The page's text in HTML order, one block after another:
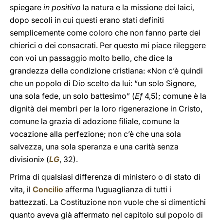
spiegare in positivo la natura e la missione dei laici,
dopo secoli in cui questi erano stati definiti
semplicemente come coloro che non fanno parte dei
chierici o dei consacrati. Per questo mi piace rileggere
con voi un passaggio molto bello, che dice la
grandezza della condizione cristiana: «Non c’è quindi
che un popolo di Dio scelto da lui: “un solo Signore,
una sola fede, un solo battesimo” (Ef4,5); comune è la
dignità dei membri per la loro rigenerazione in Cristo,
comune la grazia di adozione filiale, comune la
vocazione alla perfezione; non c’è che una sola
salvezza, una sola speranza e una carità senza
divisioni» (LG, 32).
Prima di qualsiasi differenza di ministero o di stato di
vita, il Concilio afferma l’uguaglianza di tutti i
battezzati. La Costituzione non vuole che si dimentichi
quanto aveva già affermato nel capitolo sul popolo di